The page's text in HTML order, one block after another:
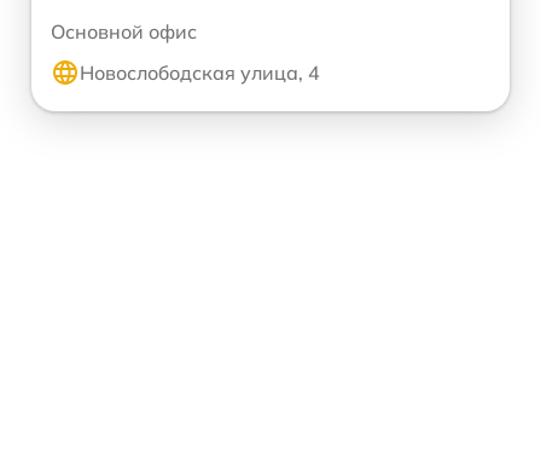
Основной офис
Новослободская улица, 4